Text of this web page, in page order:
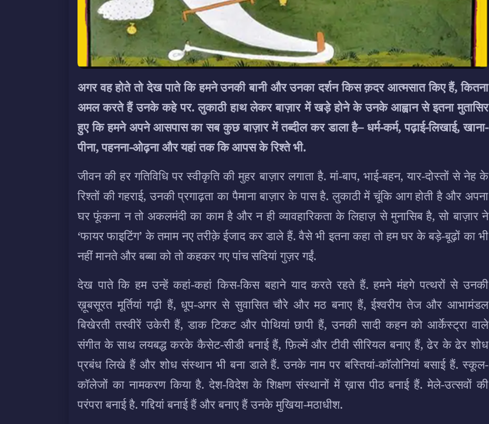
अगर वह होते तो देख पाते कि हमने उनकी बानी और उनका दर्शन किस क़दर आत्मसात किए हैं, कितना
अमल करते हैं उनके कहे पर. लुकाठी हाथ लेकर बाज़ार में खड़े होने के उनके आह्वान से इतना मुतासिर
हुए कि हमने अपने आसपास का सब कुछ बाज़ार में तब्दील कर डाला है– धर्म-कर्म, पढ़ाई-लिखाई, खाना-
पीना, पहनना-ओढ़ना और यहां तक कि आपस के रिश्ते भी.
जीवन की हर गतिविधि पर स्वीकृति की मुहर बाज़ार लगाता है. मां-बाप, भाई-बहन, यार-दोस्तों से नेह के
रिश्तों की गहराई, उनकी प्रगाढ़ता का पैमाना बाज़ार के पास है. लुकाठी में चूंकि आग होती है और अपना
घर फूंकना न तो अकलमंदी का काम है और न ही व्यावहारिकता के लिहाज़ से मुनासिब है, सो बाज़ार ने
‘फायर फाइटिंग’ के तमाम नए तरीक़े ईजाद कर डाले हैं. वैसे भी इतना कहा तो हम घर के बड़े-बूढ़ों का भी
नहीं मानते और बब्बा को तो कहकर गए पांच सदियां गुज़र गईं.
देख पाते कि हम उन्हें कहां-कहां किस-किस बहाने याद करते रहते हैं. हमने मंहगे पत्थरों से उनकी
ख़ूबसूरत मूर्तियां गढ़ी हैं, धूप-अगर से सुवासित चौरे और मठ बनाए हैं, ईश्वरीय तेज और आभामंडल
बिखेरती तस्वीरें उकेरी हैं, डाक टिकट और पोथियां छापी हैं, उनकी सादी कहन को आर्केस्ट्रा वाले
संगीत के साथ लयबद्ध करके कैसेट-सीडी बनाई हैं, फ़िल्में और टीवी सीरियल बनाए हैं, ढेर के ढेर शोध
प्रबंध लिखे हैं और शोध संस्थान भी बना डाले हैं. उनके नाम पर बस्तियां-कॉलोनियां बसाई हैं. स्कूल-
कॉलेजों का नामकरण किया है. देश-विदेश के शिक्षण संस्थानों में ख़ास पीठ बनाई हैं. मेले-उत्सवों की
परंपरा बनाई है. गद्दियां बनाई हैं और बनाए हैं उनके मुखिया-मठाधीश.